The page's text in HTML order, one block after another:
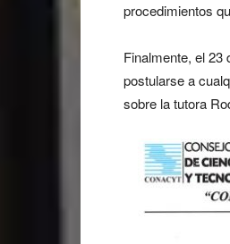
procedimientos
Finalmente, el 23
postularse a
sobre la tutora